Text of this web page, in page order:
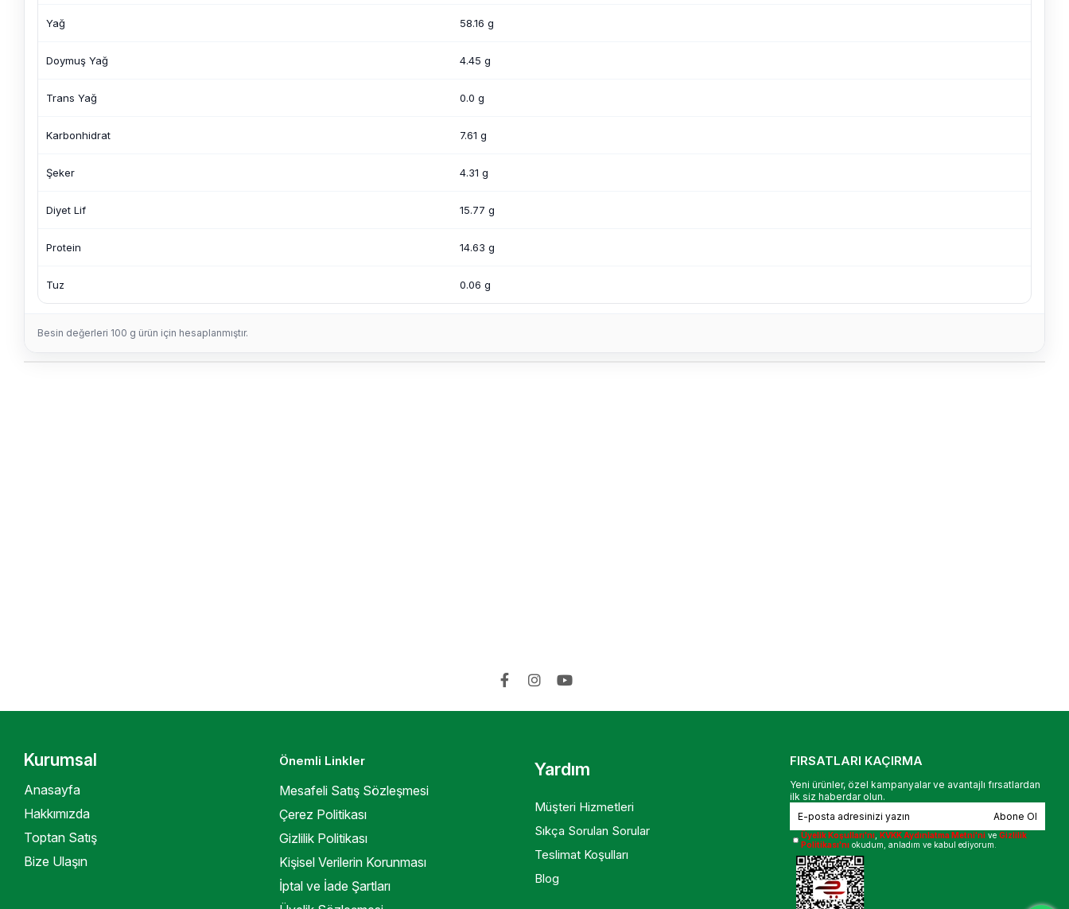
Yağ 58.16 g
Doymuş Yağ 4.45 g
Trans Yağ 0.0 g
Karbonhidrat 7.61 g
Şeker 4.31 g
Diyet Lif 15.77 g
Protein 14.63 g
Tuz 0.06 g
Besin değerleri 100 g ürün için hesaplanmıştır.
Kurumsal
Anasayfa
Hakkımızda
Toptan Satış
Bize Ulaşın
Önemli Linkler
Mesafeli Satış Sözleşmesi
Çerez Politikası
Gizlilik Politikası
Kişisel Verilerin Korunması
İptal ve İade Şartları
Yardım
Müşteri Hizmetleri
Sıkça Sorulan Sorular
Teslimat Koşulları
Blog
FIRSATLARI KAÇIRMA
Yeni ürünler, özel kampanyalar ve avantajlı fırsatlardan
ilk siz haberdar olun.
Abone Ol
Üyelik Koşulları'nı ,KVKK Aydınlatma Metni'ni veGizlilik
Politikası'nı okudum, anladım ve kabul ediyorum.